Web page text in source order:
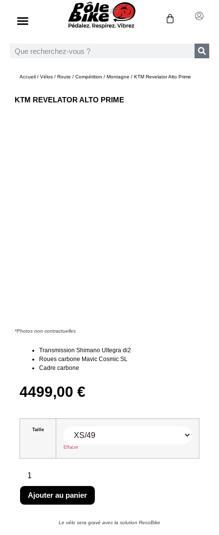
Accueil / Vélos / Route / Compétition / Montagne / KTM Revelator Alto Prime
KTM REVELATOR ALTO PRIME
*Photos non contractuelles
Transmission Shimano Ultegra di2
Roues carbone Mavic Cosmic SL
Cadre carbone
4499,00 €
Taille
Effacer
Ajouter au panier
Le vélo sera gravé avec la solution RecoBike